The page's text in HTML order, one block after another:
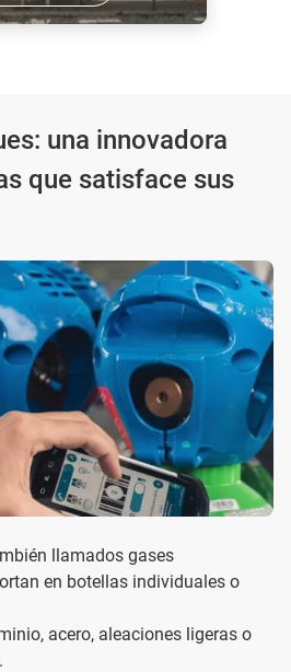
una innovadora
que satisface sus
llamados gases
en botellas individuales o
acero, aleaciones ligeras o